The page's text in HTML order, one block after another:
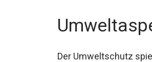
Der Umweltschutz